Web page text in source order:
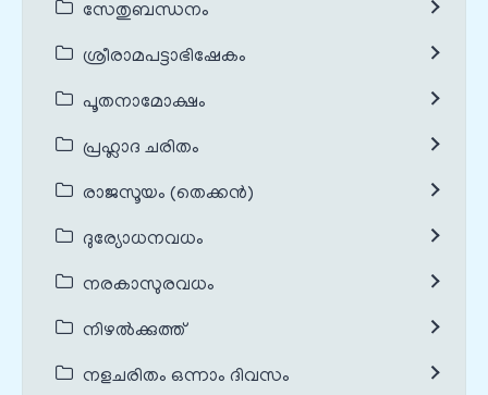
സേതുബന്ധനം
ശ്രീരാമപട്ടാഭിഷേകം
പൂതനാമോക്ഷം
പ്രഹ്ലാദ ചരിതം
രാജസൂയം (തെക്കൻ)
ദുര്യോധനവധം
നരകാസുരവധം
നിഴൽക്കുത്ത്
നളചരിതം ഒന്നാം ദിവസം